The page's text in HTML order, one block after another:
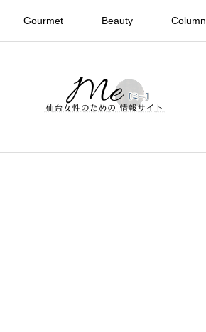
Gourmet Beauty Column